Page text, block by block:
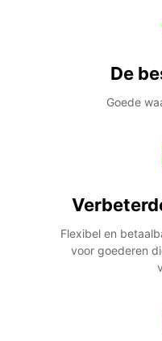
De
Goede
Flexibel en
voor goederen